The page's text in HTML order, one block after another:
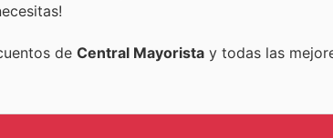
de Central Mayorista y todas las